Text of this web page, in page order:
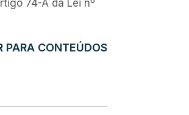
74-A da Lei nº
PARA CONTEÚDOS